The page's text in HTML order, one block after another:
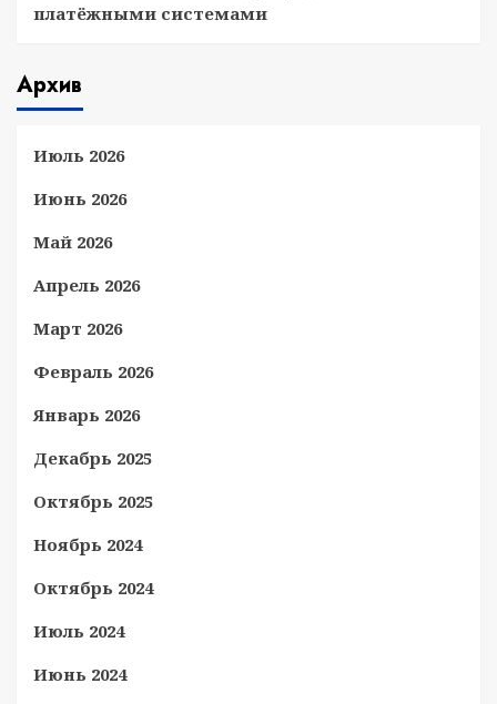
платёжными системами
Архив
Июль 2026
Июнь 2026
Май 2026
Апрель 2026
Март 2026
Февраль 2026
Январь 2026
Декабрь 2025
Октябрь 2025
Ноябрь 2024
Октябрь 2024
Июль 2024
Июнь 2024